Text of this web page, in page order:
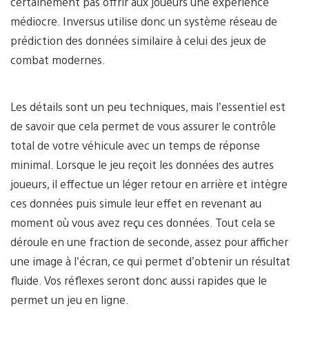
médiocre. Inversus utilise donc un système réseau de
prédiction des données similaire à celui des jeux de
combat modernes.
Les détails sont un peu techniques, mais l’essentiel est
de savoir que cela permet de vous assurer le contrôle
total de votre véhicule avec un temps de réponse
minimal. Lorsque le jeu reçoit les données des autres
joueurs, il effectue un léger retour en arrière et intègre
ces données puis simule leur effet en revenant au
moment où vous avez reçu ces données. Tout cela se
déroule en une fraction de seconde, assez pour afficher
une image à l’écran, ce qui permet d’obtenir un résultat
fluide. Vos réflexes seront donc aussi rapides que le
permet un jeu en ligne.